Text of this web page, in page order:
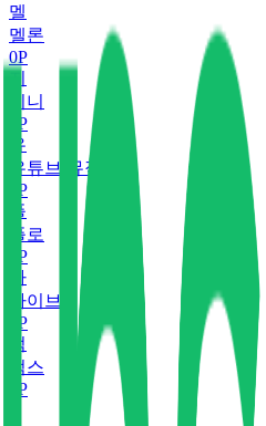
멜
멜론
0P
지니
P
유
유튜브 뮤직
P
플
플로
P
바
바이브
P
벅
벅스
P